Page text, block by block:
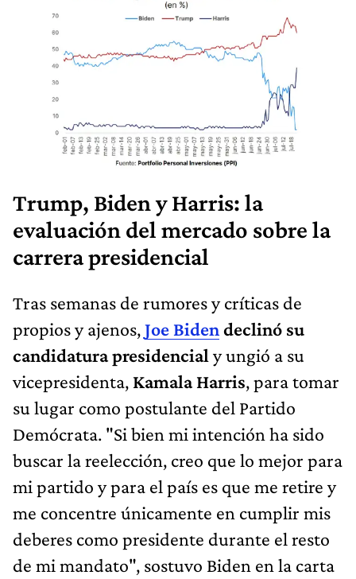
Trump, Biden y Harris: la
evaluación del mercado sobre la
carrera presidencial
Tras semanas de rumores y críticas de
propios y ajenos,Joe Bidendeclinó su
candidatura presidencial y ungió a su
vicepresidenta, Kamala Harris, para tomar
su lugar como postulante del Partido
Demócrata. "Si bien mi intención ha sido
buscar la reelección, creo que lo mejor para
mi partido y para el país es que me retire y
me concentre únicamente en cumplir mis
deberes como presidente durante el resto
de mi mandato", sostuvo Biden en la carta